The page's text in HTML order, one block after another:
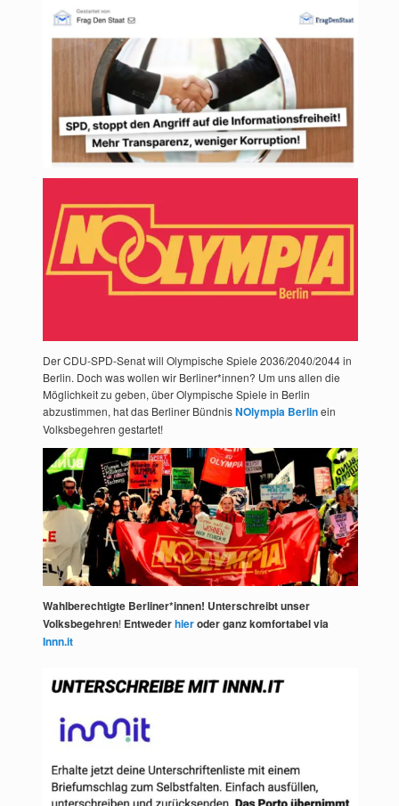
Der CDU-SPD-Senat will Olympische Spiele 2036/2040/2044 in
Berlin. Doch was wollen wir Berliner*innen? Um uns allen die
Möglichkeit zu geben, über Olympische Spiele in Berlin
abzustimmen, hat das Berliner BündnisNOlympia Berlinein
Volksbegehren gestartet!
Wahlberechtigte Berliner*innen! Unterschreibt unser
Volksbegehren! Entwederhieroder ganz komfortabel via
Innn.it